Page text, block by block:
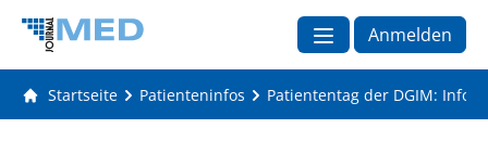
Anmelden
Startseite Patienteninfos Patiententag der DGIM: